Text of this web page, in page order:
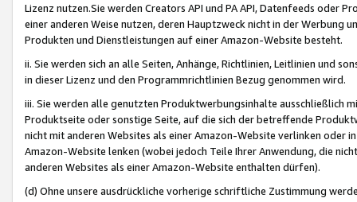
Lizenz nutzen.Sie werden Creators API und PA API, Datenfeeds oder
einer anderen Weise nutzen, deren Hauptzweck nicht in der Werbung
Produkten und Dienstleistungen auf einer Amazon-Website besteht.
ii. Sie werden sich an alle Seiten, Anhänge, Richtlinien, Leitlinien und
in dieser Lizenz und den Programmrichtlinien Bezug genommen wird.
iii. Sie werden alle genutzten Produktwerbungsinhalte ausschließlich
Produktseite oder sonstige Seite, auf die sich der betreffende
nicht mit anderen Websites als einer Amazon-Website verlinken oder
Amazon-Website lenken (wobei jedoch Teile Ihrer Anwendung, die
anderen Websites als einer Amazon-Website enthalten dürfen).
(d) Ohne unsere ausdrückliche vorherige schriftliche Zustimmung